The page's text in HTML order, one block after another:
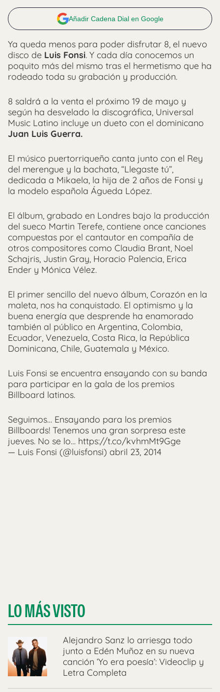
Añadir Cadena Dial en Google
Ya queda menos para poder disfrutar 8, el nuevo
disco de Luis Fonsi. Y cada día conocemos un
poquito más del mismo tras el hermetismo que ha
rodeado toda su grabación y producción.
8 saldrá a la venta el próximo 19 de mayo y
según ha desvelado la discográfica, Universal
Music Latino incluye un dueto con el dominicano
Juan Luis Guerra.
El músico puertorriqueño canta junto con el Rey
del merengue y la bachata, “Llegaste tú”,
dedicada a Mikaela, la hija de 2 años de Fonsi y
la modelo española Águeda López.
El álbum, grabado en Londres bajo la producción
del sueco Martin Terefe, contiene once canciones
compuestas por el cantautor en compañía de
otros compositores como Claudia Brant, Noel
Schajris, Justin Gray, Horacio Palencia, Erica
Ender y Mónica Vélez.
El primer sencillo del nuevo álbum, Corazón en la
maleta, nos ha conquistado. El optimismo y la
buena energía que desprende ha enamorado
también al público en Argentina, Colombia,
Ecuador, Venezuela, Costa Rica, la República
Dominicana, Chile, Guatemala y México.
Luis Fonsi se encuentra ensayando con su banda
para participar en la gala de los premios
Billboard latinos.
Seguimos… Ensayando para los premios
Billboards! Tenemos una gran sorpresa este
jueves. No se lo… https://t.co/kvhmMt9Gge
— Luis Fonsi (@luisfonsi) abril 23, 2014
LO MÁS VISTO
Alejandro Sanz lo arriesga todo
junto a Edén Muñoz en su nueva
canción ‘Yo era poesía’: Videoclip y
Letra Completa